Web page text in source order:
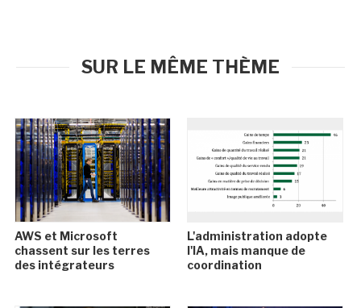
SUR LE MÊME THÈME
AWS et Microsoft
chassent sur les terres
des intégrateurs
L'administration adopte
l'IA, mais manque de
coordination